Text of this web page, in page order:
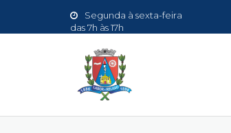
Segunda à sexta-feira
das 7h às 17h